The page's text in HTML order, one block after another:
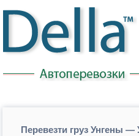
Перевезти груз Унгены